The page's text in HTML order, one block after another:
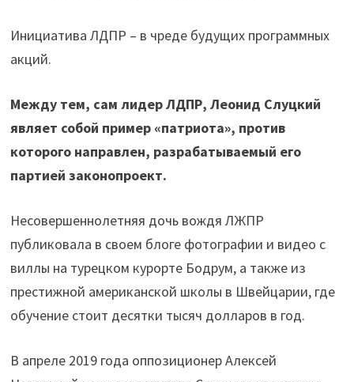
Инициатива ЛДПР – в чреде будущих программных
акций.
Между тем, сам лидер ЛДПР, Леонид Слуцкий
являет собой пример «патриота», против
которого направлен, разрабатываемый его
партией законопроект.
Несовершеннолетняя дочь вождя ЛЖПР
публиковала в своем блоге фотографии и видео c
виллы на турецком курорте Бодрум, а также из
престижной американской школы в Швейцарии, где
обучение стоит десятки тысяч долларов в год.
В апреле 2019 года оппозиционер Алексей